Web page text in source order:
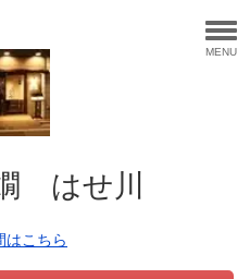
MENU
はせ川
はこちら